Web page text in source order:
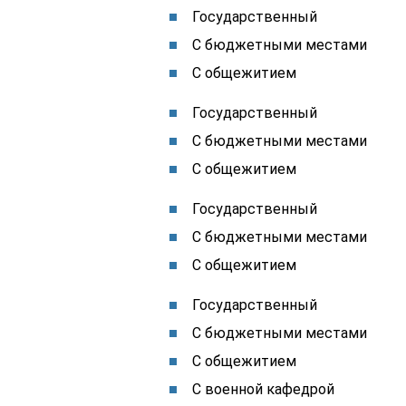
Государственный
С бюджетными местами
С общежитием
Государственный
С бюджетными местами
С общежитием
Государственный
С бюджетными местами
С общежитием
Государственный
С бюджетными местами
С общежитием
С военной кафедрой